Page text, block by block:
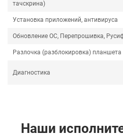
тачскрина)
Установка приложений, антивируса
Обновление ОС, Перепрошивка,
Разлочка (разблокировка) планшета
Диагностика
Наши